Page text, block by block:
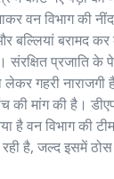
वन विभाग की
बल्लियां बरामद कर
संरक्षित प्रजाति
गहरी नाराजगी
की मांग की है।
है वन विभाग की
है, जल्द इसमें ठोस